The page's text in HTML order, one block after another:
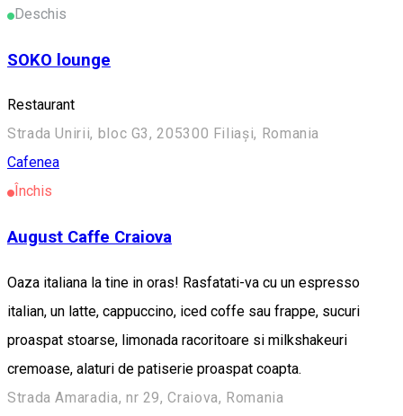
Deschis
SOKO lounge
Restaurant
Strada Unirii, bloc G3, 205300 Filiași, Romania
Cafenea
Închis
August Caffe Craiova
Oaza italiana la tine in oras! Rasfatati-va cu un espresso
italian, un latte, cappuccino, iced coffe sau frappe, sucuri
proaspat stoarse, limonada racoritoare si milkshakeuri
cremoase, alaturi de patiserie proaspat coapta.
Strada Amaradia, nr 29, Craiova, Romania